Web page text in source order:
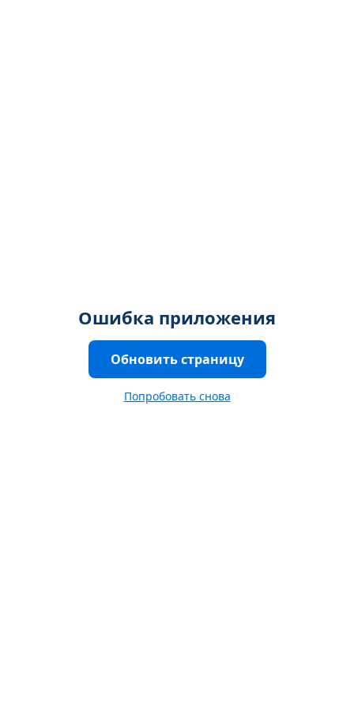
Ошибка приложения
Обновить страницу
Попробовать снова